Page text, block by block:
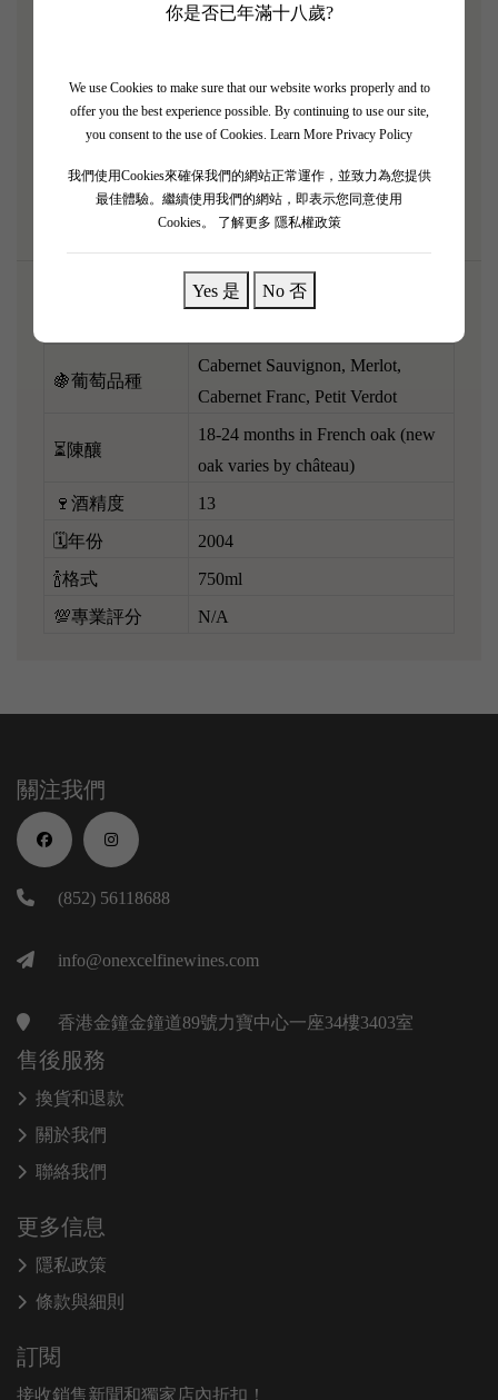
你是否已年滿十八歲?
We use Cookies to make sure that our website works properly and to
offer you the best experience possible. By continuing to use our site,
you consent to the use of Cookies. Learn More Privacy Policy
我們使用Cookies來確保我們的網站正常運作，並致力為您提供
最佳體驗。繼續使用我們的網站，即表示您同意使用
Cookies。
了解更多 隱私權政策
Yes 是 No 否
中純淨，充滿黑莓、黑加侖子，同埋拉菲最標誌性嘅
偏飽滿，酸度明亮充滿活力，單寧結實得嚟好細密，
骨架非常紮實，層次分明極具立體感。 經過二十年
烤羊架，果香同肉香完美交融！
🍇葡萄品種
Cabernet Sauvignon, Merlot,
Cabernet Franc, Petit Verdot
⏳陳釀
18-24 months in French oak (new
oak varies by château)
🍷酒精度 13
🗓️年份 2004
🍾格式 750ml
💯專業評分 N/A
關注我們
(852) 56118688
info@onexcelfinewines.com
香港金鐘金鐘道89號力寶中心一座34樓3403室
售後服務
換貨和退款
關於我們
聯絡我們
更多信息
隱私政策
條款與細則
訂閱
接收銷售新聞和獨家店內折扣！